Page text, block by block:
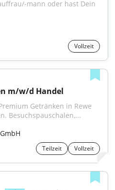
mann oder hast Dein
Vollzeit
m/w/d Handel
Getränken in Rewe
Besuchspauschalen,...
Teilzeit Vollzeit